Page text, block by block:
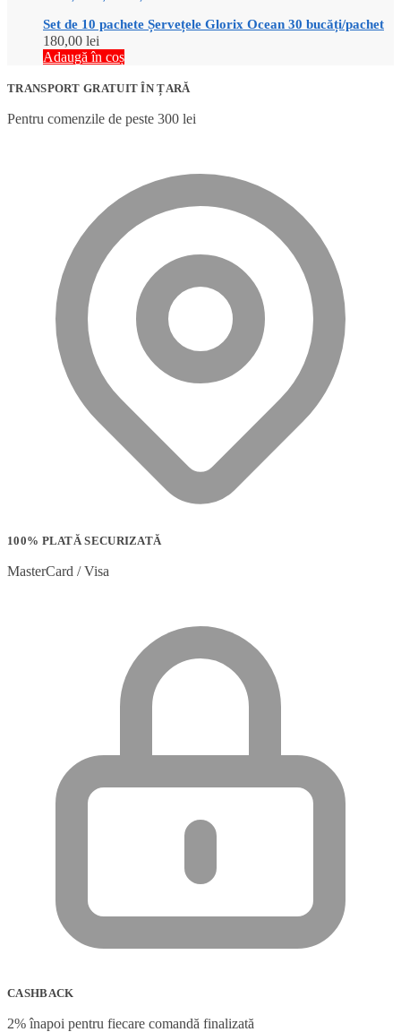
Set de 10 pachete Șervețele Glorix Ocean 30 bucăți/pachet
180,00 lei
Adaugă în coș
TRANSPORT GRATUIT ÎN ȚARĂ
Pentru comenzile de peste 300 lei
100% PLATĂ SECURIZATĂ
MasterCard / Visa
CASHBACK
2% înapoi pentru fiecare comandă finalizată